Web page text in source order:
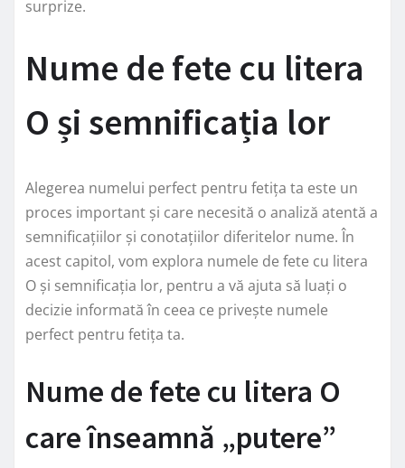
surprize.
Nume de fete cu litera
O și semnificația lor
Alegerea numelui perfect pentru fetița ta este un
proces important și care necesită o analiză atentă a
semnificațiilor și conotațiilor diferitelor nume. În
acest capitol, vom explora numele de fete cu litera
O și semnificația lor, pentru a vă ajuta să luați o
decizie informată în ceea ce privește numele
perfect pentru fetița ta.
Nume de fete cu litera O
care înseamnă „putere”